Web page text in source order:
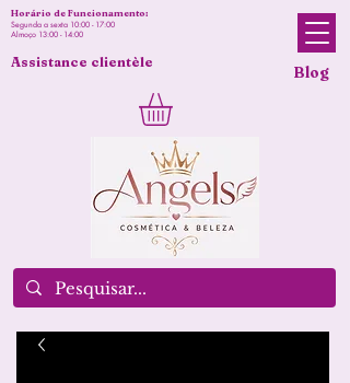
Blog
Horário de Funcionamento:
Segunda a sexta 10:00 - 17:00
Almoço 13:00 - 14:00
Assistance clientèle